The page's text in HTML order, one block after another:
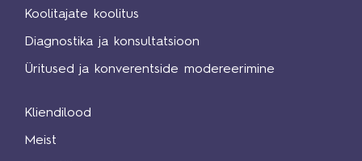
Kliendilood
Meist
Koolitajate koolitus
Diagnostika ja konsultatsioon
Üritused ja konverentside modereerimine